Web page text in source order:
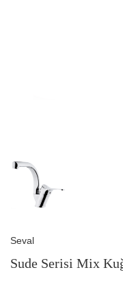
Seval
Sude Serisi Mix